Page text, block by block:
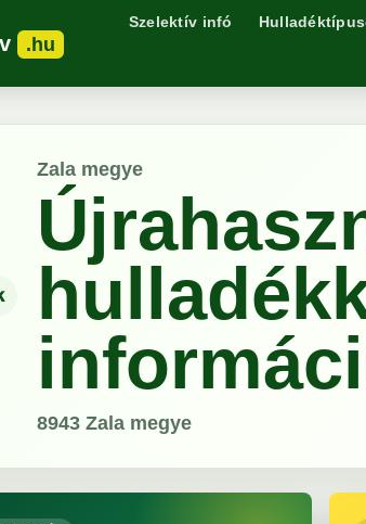
.hu
Szelektív infó
Zala megye
8943 Zala megye